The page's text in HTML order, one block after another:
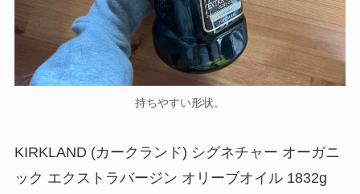
持ちやすい形状。
KIRKLAND (カークランド) シグネチャー オーガニ
ック エクストラバージン オリーブオイル 1832g